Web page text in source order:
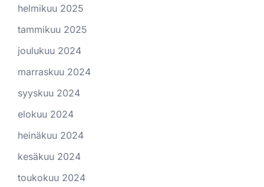
helmikuu 2025
tammikuu 2025
joulukuu 2024
marraskuu 2024
syyskuu 2024
elokuu 2024
heinäkuu 2024
kesäkuu 2024
toukokuu 2024